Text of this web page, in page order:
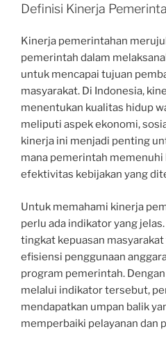
Definisi Kinerja
Kinerja pemerintahan
pemerintah dalam
untuk mencapai tujuan
masyarakat. Di Indonesia,
menentukan kualitas hidup
meliputi aspek ekonomi,
kinerja ini menjadi penting
mana pemerintah memenuhi
efektivitas kebijakan yang
Untuk memahami kinerja
perlu ada indikator yang jelas.
tingkat kepuasan
efisiensi penggunaan
program pemerintah.
melalui indikator tersebut,
mendapatkan umpan balik
memperbaiki pelayanan dan